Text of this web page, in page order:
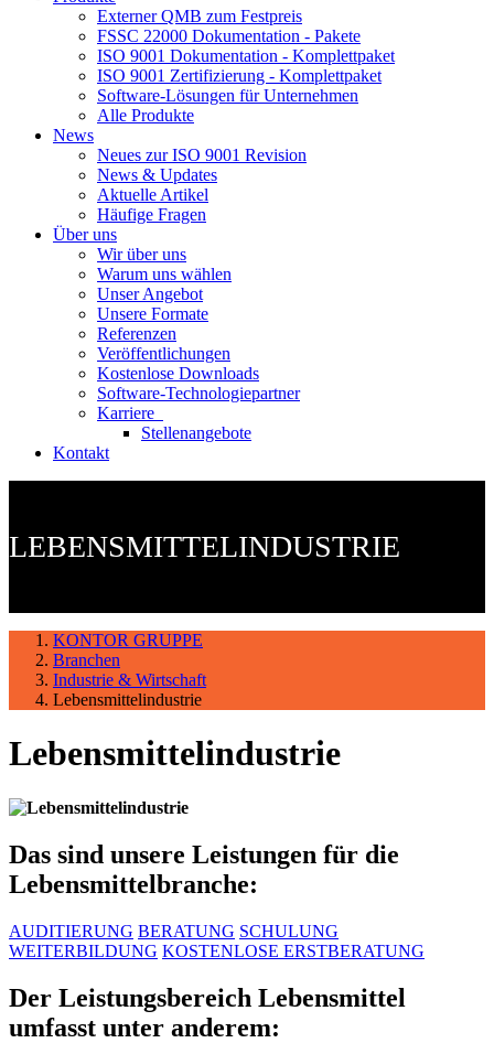
Externer QMB zum Festpreis
FSSC 22000 Dokumentation - Pakete
ISO 9001 Dokumentation - Komplettpaket
ISO 9001 Zertifizierung - Komplettpaket
Software-Lösungen für Unternehmen
Alle Produkte
News
Neues zur ISO 9001 Revision
News & Updates
Aktuelle Artikel
Häufige Fragen
Über uns
Wir über uns
Warum uns wählen
Unser Angebot
Unsere Formate
Referenzen
Veröffentlichungen
Kostenlose Downloads
Software-Technologiepartner
Karriere
Stellenangebote
Kontakt
LEBENSMITTELINDUSTRIE
KONTOR GRUPPE
Branchen
Industrie & Wirtschaft
Lebensmittelindustrie
Lebensmittelindustrie
Das sind unsere Leistungen für die
Lebensmittelbranche:
AUDITIERUNG BERATUNG SCHULUNG
WEITERBILDUNG KOSTENLOSE ERSTBERATUNG
Der Leistungsbereich Lebensmittel
umfasst unter anderem: